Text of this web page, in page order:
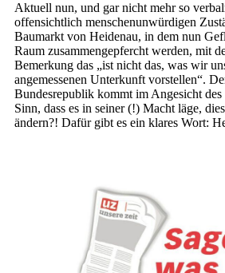
Aktuell nun, und gar nicht mehr so
offensichtlich menschenunwürdigen
Baumarkt von Heidenau, in dem nun
Raum zusammengepfercht werden, mit
Bemerkung das „ist nicht das, was wir
angemessenen Unterkunft vorstellen“.
Bundesrepublik kommt im Angesicht
Sinn, dass es in seiner (!) Macht läge,
ändern?! Dafür gibt es ein klares Wort: